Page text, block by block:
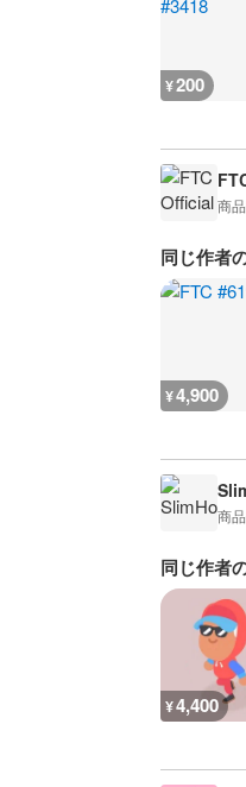
¥200
商
同じ作者
¥4,900
商
同じ作者
¥4,400